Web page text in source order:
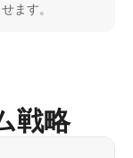
ます。
戦略